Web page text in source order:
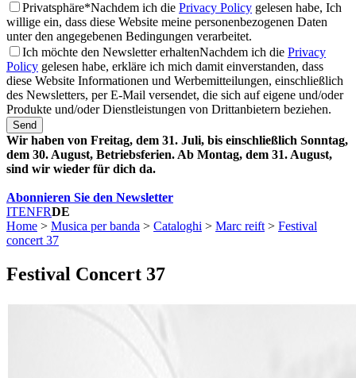
Privatsphäre*Nachdem ich die Privacy Policy gelesen habe, Ich
willige ein, dass diese Website meine personenbezogenen Daten
unter den angegebenen Bedingungen verarbeitet.
Ich möchte den Newsletter erhaltenNachdem ich die Privacy
Policy gelesen habe, erkläre ich mich damit einverstanden, dass
diese Website Informationen und Werbemitteilungen, einschließlich
des Newsletters, per E-Mail versendet, die sich auf eigene und/oder
Produkte und/oder Dienstleistungen von Drittanbietern beziehen.
Send
Wir haben von Freitag, dem 31. Juli, bis einschließlich Sonntag,
dem 30. August, Betriebsferien. Ab Montag, dem 31. August,
sind wir wieder für dich da.
Abonnieren Sie den Newsletter
ITENFRDE
Home > Musica per banda > Cataloghi > Marc reift > Festival
concert 37
Festival Concert 37